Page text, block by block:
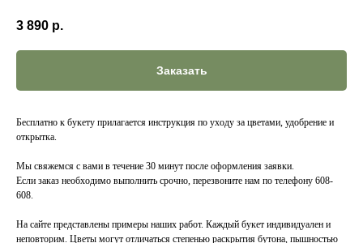
3 890 р.
Заказать
Бесплатно к букету прилагается инструкция по уходу за цветами, удобрение и
открытка.
Мы свяжемся с вами в течение 30 минут после оформления заявки.
Если заказ необходимо выполнить срочно, перезвоните нам по телефону 608-
608.
На сайте представлены примеры наших работ. Каждый букет индивидуален и
неповторим. Цветы могут отличаться степенью раскрытия бутона, пышностью